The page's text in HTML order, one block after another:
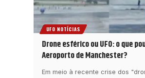
UFO NOTÍCIAS
Drone esférico ou UFO: o que
Aeroporto de Manchester?
Em meio à recente crise dos